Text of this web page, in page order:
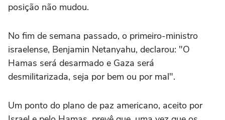
posição não mudou.
No fim de semana passado, o primeiro-ministro
israelense, Benjamin Netanyahu, declarou: "O
Hamas será desarmado e Gaza será
desmilitarizada, seja por bem ou por mal".
Um ponto do plano de paz americano, aceito por